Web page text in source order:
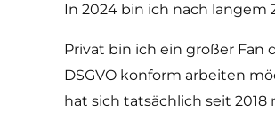
In 2024 bin ich nach langem
Privat bin ich ein großer Fan
DSGVO konform arbeiten
hat sich tatsächlich seit